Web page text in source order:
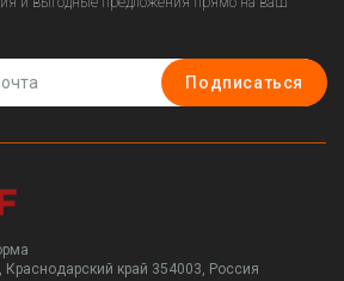
Подписаться
Краснодарский край 354003, Россия